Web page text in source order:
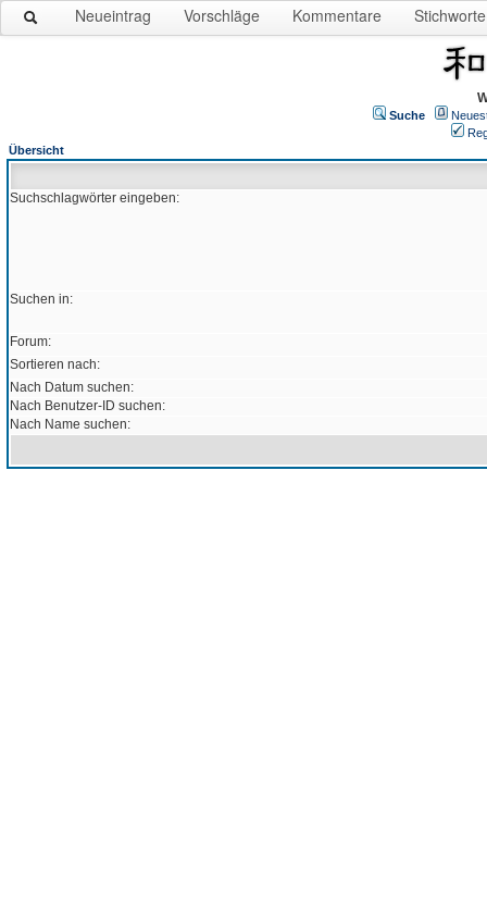
Neueintrag Vorschläge Kommentare Stichworte
Suche
Übersicht
Suchschlagwörter eingeben:
Suchen in:
Forum:
Sortieren nach:
Nach Datum suchen:
Nach Benutzer-ID suchen:
Nach Name suchen: